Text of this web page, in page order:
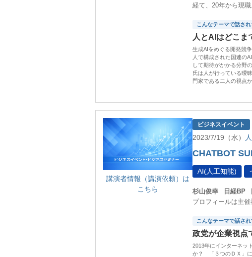
経て、20年から現
こんなテーマで話さ
人とAIはどこま
生成AIをめぐる開発競
人で構成された国連の
して期待がかかる分野
氏は人が行っている曖
門家である二人の視点
講演者情報（講演依頼）は
こちら
ビジネスイベント
2023/7/19（水）
CHATBOT
AI(人工知能)
杉山俊幸 日経BP
プロフィールは主催
こんなテーマで話さ
政党が企業視点
2013年にインターネッ
か？ 「３つのＤＸ」に